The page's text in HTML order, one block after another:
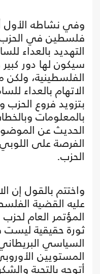
وفي نشاطه الأول
فلسطين في الحزب
التهديد بالعداء
سيكون لها دور
الفلسطينية،
الاتهام بالعداء
بتزويد فروع الحزب
بالمعلومات
الحديث عن
الفرصة على
الحزب.
واختتم بالقول إن
عليه القضية
المؤتمر العام
ثورة حقيقية
السياسي
المستويين
أتوجه بالتحية